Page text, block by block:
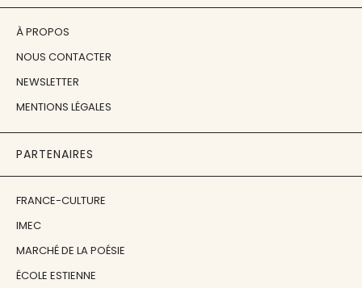
À PROPOS
NOUS CONTACTER
NEWSLETTER
MENTIONS LÉGALES
PARTENAIRES
FRANCE-CULTURE
IMEC
MARCHÉ DE LA POÉSIE
ÉCOLE ESTIENNE